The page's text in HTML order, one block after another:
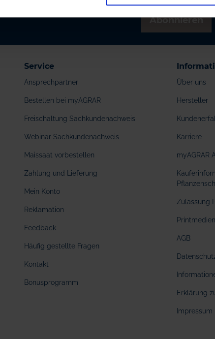
Abonnieren
Service
Ansprechpartner
Bestellen bei myAGRAR
Freischaltung Sachkundenachweis
Webinar Sachkundenachweis
Maissaat vorbestellen
Zahlung und Lieferung
Mein Konto
Reklamation
Feedback
Häufig gestellte Fragen
Kontakt
Bonusprogramm
Über uns
Hersteller
Karriere
myAGRAR
Zulassung
Printmedien
AGB
Erklärung
Impressum